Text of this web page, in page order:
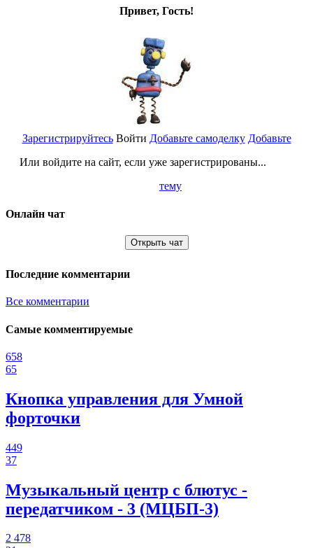
Привет, Гость!
Зарегистрируйтесь
Или войдите на сайт, если уже зарегистрированы...
Войти Добавьте самоделку Добавьте
тему
Онлайн чат
Открыть чат
Последние комментарии
Все комментарии
Самые комментируемые
658
65
Кнопка управления для Умной
форточки
449
37
Музыкальный центр с блютус -
передатчиком - 3 (МЦБП-3)
2 478